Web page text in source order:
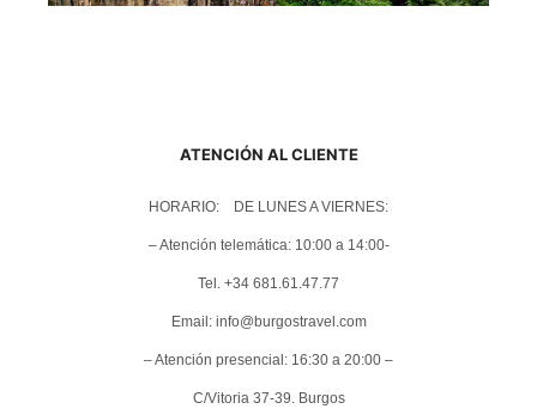
ATENCIÓN AL CLIENTE
HORARIO: DE LUNES A VIERNES:
– Atención telemática: 10:00 a 14:00-
Tel. +34 681.61.47.77
Email: info@burgostravel.com
– Atención presencial: 16:30 a 20:00 –
C/Vitoria 37-39. Burgos